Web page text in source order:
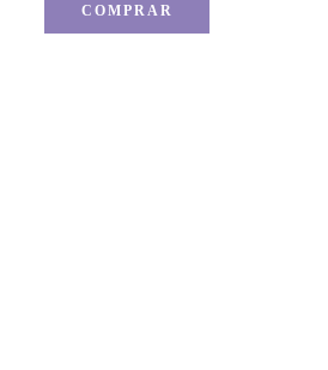
COMPRAR